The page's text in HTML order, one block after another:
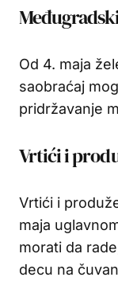
Od 4. maja
saobraćaj
pridržavanje
Vrtići i
Vrtići i
maja
morati da
decu na